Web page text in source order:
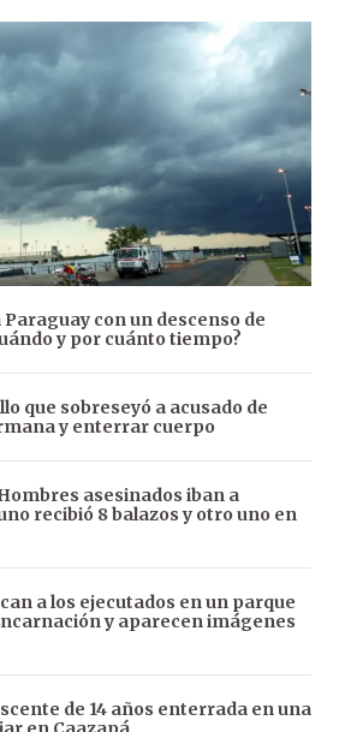
Paraguay con un descenso de
y por cuánto tiempo?
que sobreseyó a acusado de
y enterrar cuerpo
asesinados iban a
recibió 8 balazos y otro uno en
a los ejecutados en un parque
y aparecen imágenes
de 14 años enterrada en una